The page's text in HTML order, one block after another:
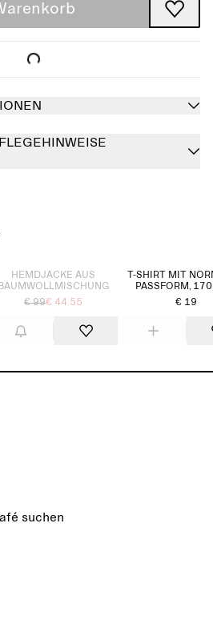
HEMDJACKE AUS
BAUMWOLLMISCHUNG
€ 99€ 44.55
T-SHIRT MIT
PASSFORM,
€ 19
suchen